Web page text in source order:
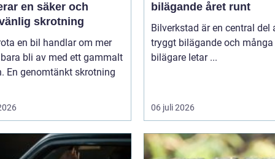
en säker och
skrotning
en bil handlar om mer
bli av med ett gammalt
En genomtänkt skrotning
bilägande året runt
Bilverkstad är en central del
tryggt bilägande och många
bilägare letar ...
06 juli 2026